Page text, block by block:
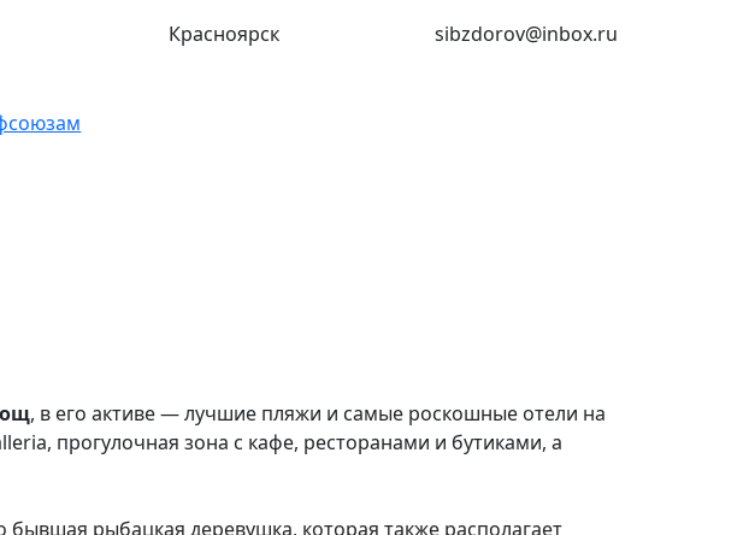
Красноярск sibzdorov@inbox.ru
, в его активе — лучшие пляжи и самые роскошные отели на
прогулочная зона с кафе, ресторанами и бутиками, а
бывшая рыбацкая деревушка, которая также располагает